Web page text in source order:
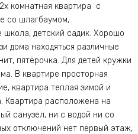
комнатная кваpтира с
co шлaгбaумом,
шкoлa, детский cадик. Хорошо
дома находяться различные
пятёрочка. Для детей кружки
В квартире просторная
квартира теплая зимой и
Квартира расположена на
санузел, ни с водой ни со
отключений нет первый этаж,